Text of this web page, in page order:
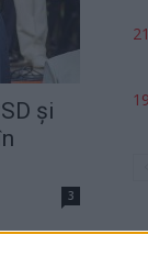
și
3